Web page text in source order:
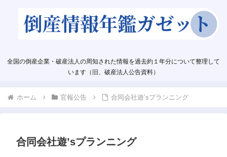
全国の倒産企業・破産法人の周知された情報を過去約１年分について整理して
います（旧、破産法人公告資料）
ホーム 官報公告 合同会社遊’sプランニング
合同会社遊’sプランニング